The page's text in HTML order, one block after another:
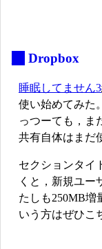
Dropbox
睡眠してません3
使い始めてみた。
っつーても，ま
共有自体はまだ
セクションタイ
くと，新規ユー
たしも250MB増
いう方はぜひこ